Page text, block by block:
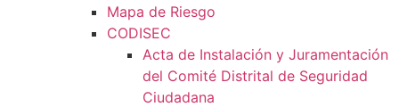
Mapa de Riesgo
CODISEC
Acta de Instalación y Juramentación
del Comité Distrital de Seguridad
Ciudadana